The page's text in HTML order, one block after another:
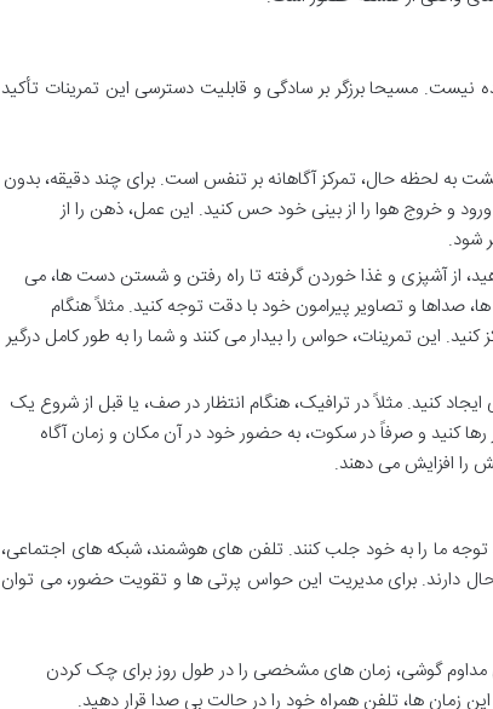
مسیحا برزگر بر سادگی و قابلیت دسترسی این تمرینات تأکید
به لحظه حال، تمرکز آگاهانه بر تنفس است. برای چند دقیقه، بدون
و خروج هوا را از بینی خود حس کنید. این عمل، ذهن را از
شود.
از آشپزی و غذا خوردن گرفته تا راه رفتن و شستن دست ها، می
صداها و تصاویر پیرامون خود با دقت توجه کنید. مثلاً هنگام
این تمرینات، حواس را بیدار می کنند و شما را به طور کامل درگیر
کنید. مثلاً در ترافیک، هنگام انتظار در صف، یا قبل از شروع یک
رها کنید و صرفاً در سکوت، به حضور خود در آن مکان و زمان آگاه
را افزایش می دهند.
ما را به خود جلب کنند. تلفن های هوشمند، شبکه های اجتماعی،
حال دارند. برای مدیریت این حواس پرتی ها و تقویت حضور، می توان
مداوم گوشی، زمان های مشخصی را در طول روز برای چک کردن
زمان ها، تلفن همراه خود را در حالت بی صدا قرار دهید.